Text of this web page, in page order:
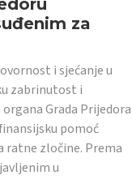
za
i sjećanje u
zabrinutost i
Grada Prijedora
pomoć
ratne zločine. Prema
u